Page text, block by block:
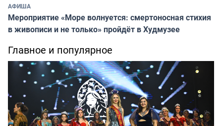
АФИША
Мероприятие «Море волнуется: смертоносная стихия
в живописи и не только» пройдёт в Худмузее
Главное и популярное